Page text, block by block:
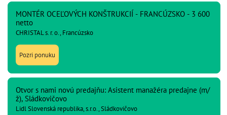
MONTÉR OCEĽOVÝCH KONŠTRUKCIÍ - FRANCÚZSKO - 3 600
netto
CHRISTAL s. r. o., Francúzsko
Pozri ponuku
Otvor s nami novú predajňu: Asistent manažéra predajne (m/
ž), Sládkovičovo
Lidl Slovenská republika, s.r.o., Sládkovičovo